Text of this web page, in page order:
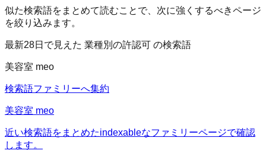
似た検索語をまとめて読むことで、次に強くするべきページ
を絞り込みます。
最新28日で見えた 業種別の許認可 の検索語
美容室 meo
検索語ファミリーへ集約
美容室 meo
近い検索語をまとめたindexableなファミリーページで確認
します。